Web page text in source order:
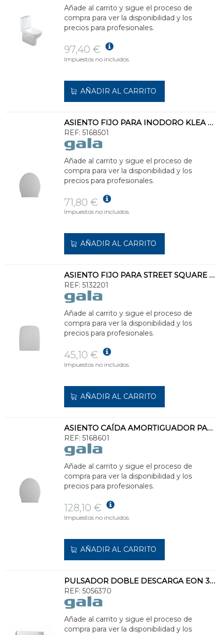
Añade al carrito y sigue el proceso de
compra para ver la disponibilidad y los
precios para profesionales.
97,40 €
Impuestos no incluidos.
AÑADIR AL CARRITO
ASIENTO FIJO PARA INODORO KLEA BLANCO
REF: 5168501
Añade al carrito y sigue el proceso de
compra para ver la disponibilidad y los
precios para profesionales.
71,80 €
Impuestos no incluidos.
AÑADIR AL CARRITO
ASIENTO FIJO PARA STREET SQUARE BLANCO
REF: 5132201
Añade al carrito y sigue el proceso de
compra para ver la disponibilidad y los
precios para profesionales.
45,10 €
Impuestos no incluidos.
AÑADIR AL CARRITO
ASIENTO CAÍDA AMORTIGUADOR PARA INODORO KLEA BLANCO
REF: 5168601
Añade al carrito y sigue el proceso de
compra para ver la disponibilidad y los
precios para profesionales.
128,10 €
Impuestos no incluidos.
AÑADIR AL CARRITO
PULSADOR DOBLE DESCARGA EON 3 CROMO MATE
REF: 5056370
Añade al carrito y sigue el proceso de
compra para ver la disponibilidad y los